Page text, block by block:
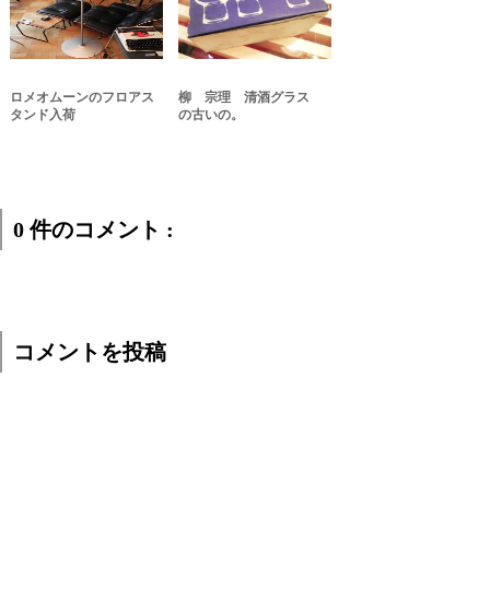
ロメオムーンのフロアス
タンド入荷
柳 宗理 清酒グラス
の古いの。
0 件のコメント :
コメントを投稿